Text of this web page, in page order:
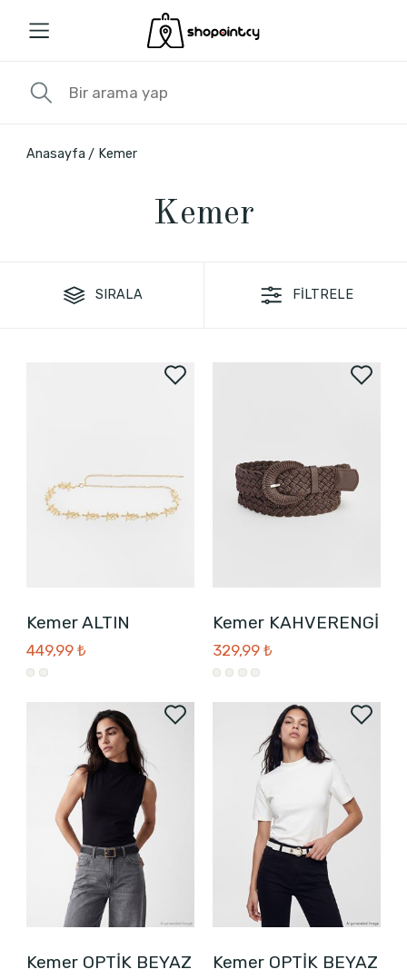
Anasayfa Kemer
Kemer
SIRALA FİLTRELE
Kemer ALTIN
449,99 ₺
Kemer KAHVERENGİ
329,99 ₺
Kemer OPTİK BEYAZ Kemer OPTİK BEYAZ